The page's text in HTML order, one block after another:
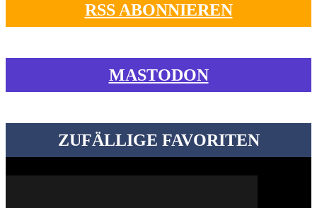
RSS ABONNIEREN
MASTODON
ZUFÄLLIGE FAVORITEN